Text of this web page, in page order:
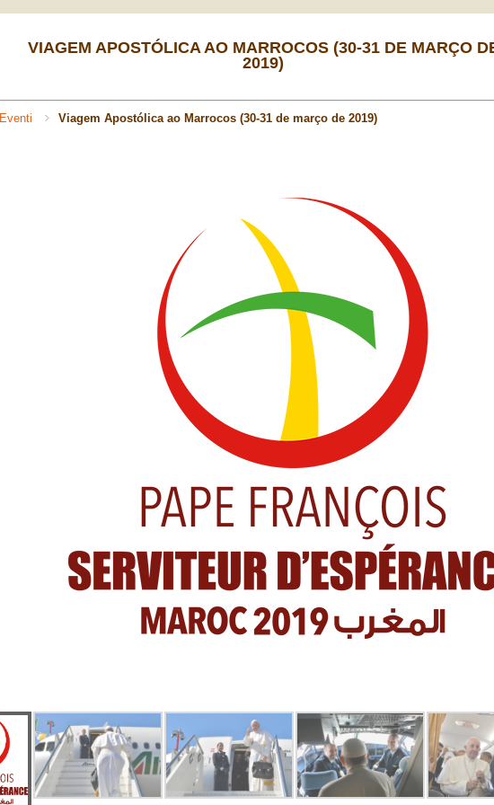
VIAGEM APOSTÓLICA AO MARROCOS (30-31 DE MARÇO
2019)
Eventi Viagem Apostólica ao Marrocos (30-31 de março de 2019)